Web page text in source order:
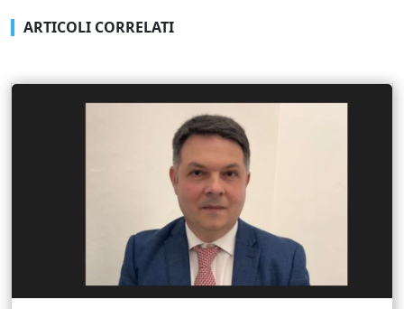
ARTICOLI CORRELATI